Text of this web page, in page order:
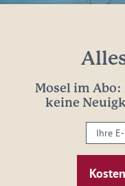
Mosel im
keine
Ihre
E-
Mail-
Adresse: